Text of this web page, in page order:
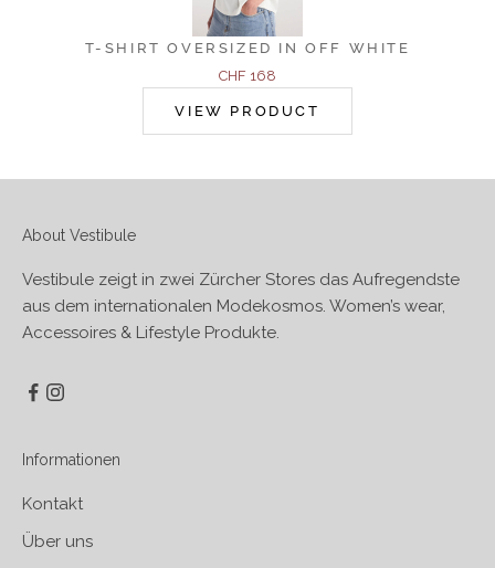
T-SHIRT OVERSIZED IN OFF WHITE
Angebot
CHF 168
VIEW PRODUCT
About Vestibule
Vestibule zeigt in zwei Zürcher Stores das Aufregendste
aus dem internationalen Modekosmos. Women’s wear,
Accessoires & Lifestyle Produkte.
Informationen
Kontakt
Über uns